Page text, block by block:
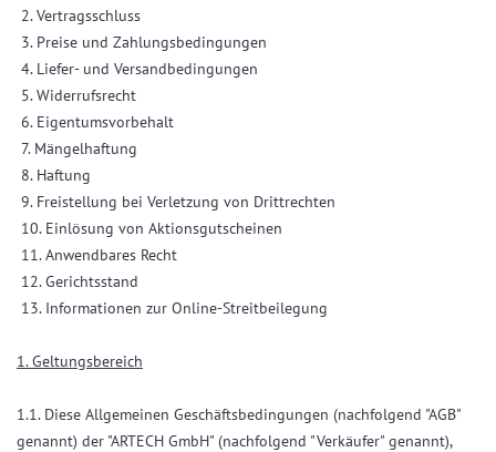
2. Vertragsschluss
3. Preise und Zahlungsbedingungen
4. Liefer- und Versandbedingungen
5. Widerrufsrecht
6. Eigentumsvorbehalt
7. Mängelhaftung
8. Haftung
9. Freistellung bei Verletzung von Drittrechten
10. Einlösung von Aktionsgutscheinen
11. Anwendbares Recht
12. Gerichtsstand
13. Informationen zur Online-Streitbeilegung
1. Geltungsbereich
1.1. Diese Allgemeinen Geschäftsbedingungen (nachfolgend "AGB"
genannt) der "ARTECH GmbH" (nachfolgend "Verkäufer" genannt),